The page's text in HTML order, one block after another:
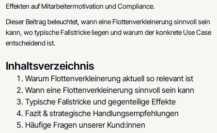
Effekten auf Mitarbeitermotivation und Compliance.
Dieser Beitrag beleuchtet, wann eine Flottenverkleinerung sinnvoll sein
kann, wo typische Fallstricke liegen und warum der konkrete Use Case
entscheidend ist.
Inhaltsverzeichnis
Warum Flottenverkleinerung aktuell so relevant ist
Wann eine Flottenverkleinerung sinnvoll sein kann
Typische Fallstricke und gegenteilige Effekte
Fazit & strategische Handlungsempfehlungen
Häufige Fragen unserer Kund:innen